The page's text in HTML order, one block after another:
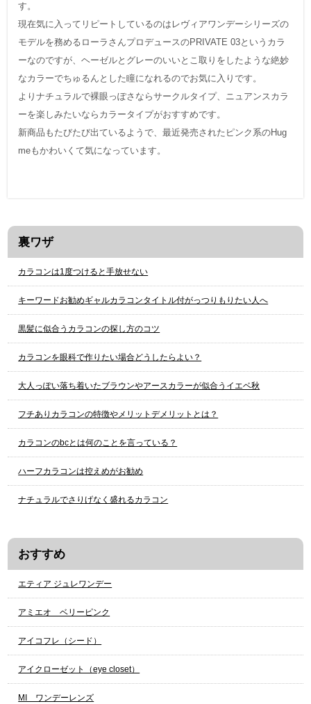
す。
現在気に入ってリピートしているのはレヴィアワンデーシリーズの
モデルを務めるローラさんプロデュースのPRIVATE 03というカラ
ーなのですが、ヘーゼルとグレーのいいとこ取りをしたような絶妙
なカラーでちゅるんとした瞳になれるのでお気に入りです。
よりナチュラルで裸眼っぽさならサークルタイプ、ニュアンスカラ
ーを楽しみたいならカラータイプがおすすめです。
新商品もたびたび出ているようで、最近発売されたピンク系のHug
meもかわいくて気になっています。
裏ワザ
カラコンは1度つけると手放せない
キーワードお勧めギャルカラコンタイトル付がっつりもりたい人へ
黒髪に似合うカラコンの探し方のコツ
カラコンを眼科で作りたい場合どうしたらよい？
大人っぽい落ち着いたブラウンやアースカラーが似合うイエベ秋
フチありカラコンの特徴やメリットデメリットとは？
カラコンのbcとは何のことを言っている？
ハーフカラコンは控えめがお勧め
ナチュラルでさりげなく盛れるカラコン
おすすめ
エティア ジュレワンデー
アミエオ ベリーピンク
アイコフレ（シード）
アイクローゼット（eye closet）
МI ワンデーレンズ